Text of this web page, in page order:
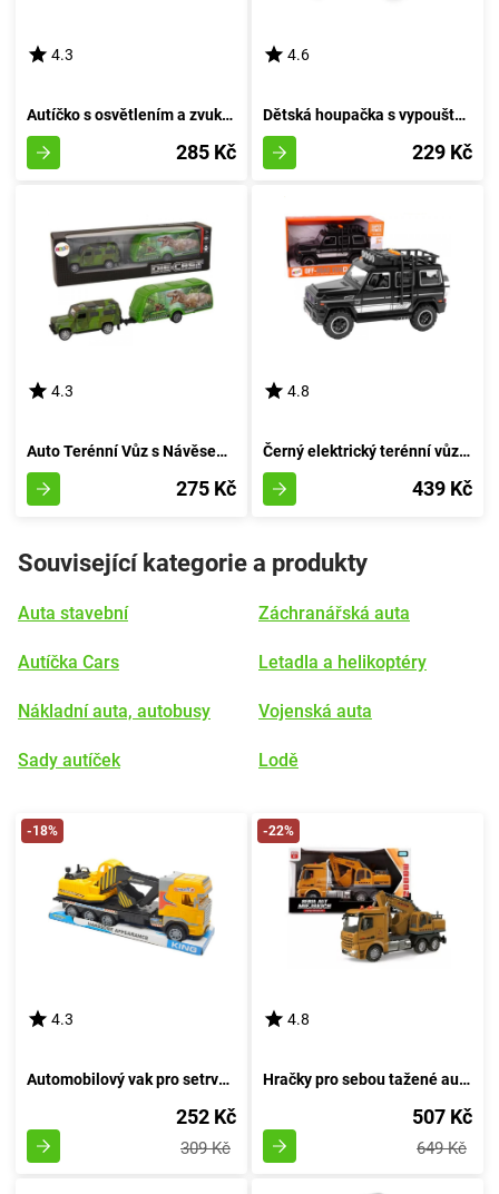
4.3
Autíčko s osvětlením a zvukem 16 cm - rudé
285 Kč
4.6
Dětská houpačka s vypouštěcím mechanismem INSPIROVANÁ MONTESSORI tkaninou
229 Kč
4.3
Auto Terénní Vůz s Návěsem pro Přepravu Pravěkého Ještěra
275 Kč
4.8
Černý elektrický terénní vůz pro děti
439 Kč
Související kategorie a produkty
Auta stavební
Autíčka Cars
Nákladní auta, autobusy
Sady autíček
Záchranářská auta
Letadla a helikoptéry
Vojenská auta
Lodě
-18%
4.3
Automobilový vak pro setrvačník
252 Kč
309 Kč
-22%
4.8
Hračky pro sebou tažené autíčka
507 Kč
649 Kč